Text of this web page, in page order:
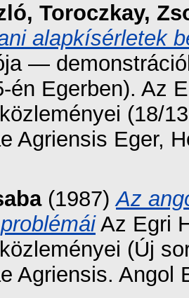
, Toroczkay,
alapkísérletek
—
én Egerben). Az
(18/
Agriensis Eger,
(1987)Az
Az Egri
(Új
Agriensis. Angol